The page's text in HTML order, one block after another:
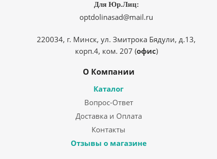
Для Юр.Лиц:
optdolinasad@mail.ru
220034, г. Минск, ул. Змитрока Бядули, д.13,
корп.4, ком. 207 (офис)
О Компании
Каталог
Вопрос-Ответ
Доставка и Оплата
Контакты
Отзывы о магазине